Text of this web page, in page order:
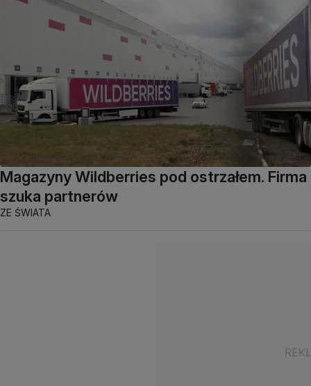
Magazyny Wildberries pod ostrzałem. Firma
szuka partnerów
ZE ŚWIATA